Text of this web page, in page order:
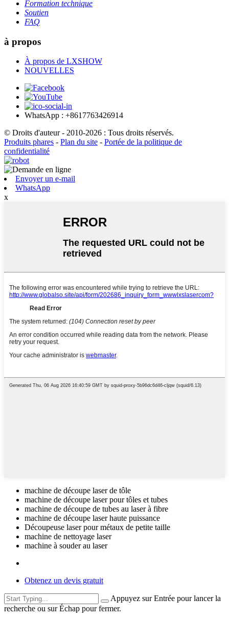
Formation technique
Soutien
FAQ
à propos
À propos de LXSHOW
NOUVELLES
WhatsApp : +8617763426914
© Droits d'auteur - 2010-2026 : Tous droits réservés.
Produits phares - Plan du site - Portée de la politique de
confidentialité
Envoyer un e-mail
WhatsApp
x
machine de découpe laser de tôle
machine de découpe laser pour tôles et tubes
machine de découpe de tubes au laser à fibre
machine de découpe laser haute puissance
Découpeuse laser pour métaux de petite taille
machine de nettoyage laser
machine à souder au laser
Obtenez un devis gratuit
Appuyez sur Entrée pour lancer la
recherche ou sur Échap pour fermer.